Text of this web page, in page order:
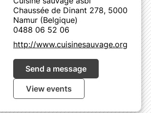
Chaussée de Dinant 278, 5000
Namur (Belgique)
0488 06 52 06
http://www.cuisinesauvage.org
Send a message
View events